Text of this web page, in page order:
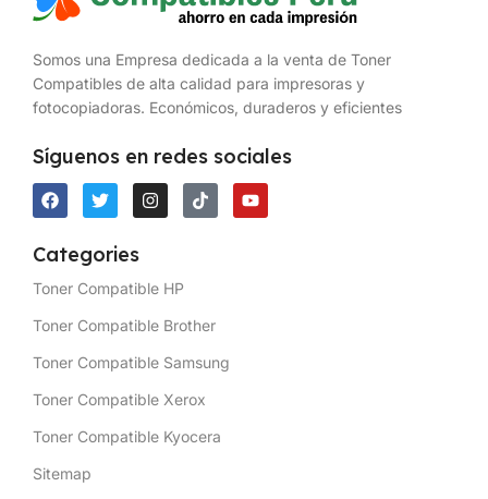
Somos una Empresa dedicada a la venta de Toner
Compatibles de alta calidad para impresoras y
fotocopiadoras. Económicos, duraderos y eficientes
Síguenos en redes sociales
Categories
Toner Compatible HP
Toner Compatible Brother
Toner Compatible Samsung
Toner Compatible Xerox
Toner Compatible Kyocera
Sitemap